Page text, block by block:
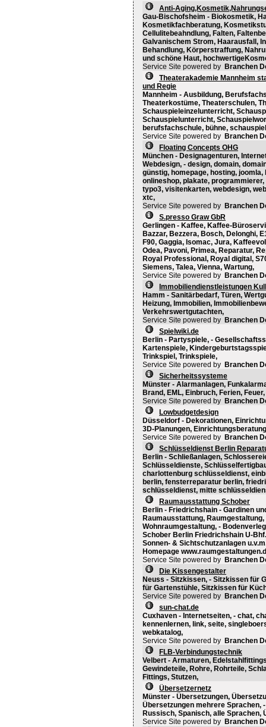
Anti-
Gau-Bischofsheim - Biokosmetik,
Kosmetikfachberatung,
Cellulitebeahndlung, Falten,
Galvanischem Strom, Haarausfall,
Behandlung, Körperstraffung,
und schöne Haut,
Service Site powered by Branchen
Theaterakademie Mannheim
und Regie
Mannheim - Ausbildung,
Theaterkostüme, Theaterschulen,
Schauspieleinzelunterricht,
Schauspielunterricht,
berufsfachschule, bühne,
Service Site powered by Branchen
Floating Concepts OHG
München - Designagenturen,
Webdesign, - design, domain,
günstig, homepage, hosting,
onlineshop, plakate,
typo3, visitenkarten, webdesign,
xtc,
Service Site powered by Branchen
S.presso Graw GbR
Gerlingen - Kaffee, Kaffee-
Bazzar, Bezzera, Bosch, Delonghi,
F90, Gaggia, Isomac, Jura,
Odea, Pavoni, Primea, Reparatur,
Royal Professional, Royal digital,
Siemens, Talea, Vienna, Wartung,
Service Site powered by Branchen
Immobiliendienstleistungen
Hamm - Sanitärbedarf, Türen,
Heizung, Immobilien,
Verkehrswertgutachten,
Service Site powered by Branchen
Spielwiki.de
Berlin - Partyspiele, -
Kartenspiele,
Trinkspiel, Trinkspiele,
Service Site powered by Branchen
Sicherheitssysteme
Münster - Alarmanlagen,
Brand, EML, Einbruch, Ferien,
Service Site powered by Branchen
Lowbudgetdesign
Düsseldorf - Dekorationen,
3D-Planungen,
Service Site powered by Branchen
Schlüsseldienst Berlin
Berlin - Schließanlagen,
Schlüsseldienste,
charlottenburg schlüsseldienst,
berlin, fensterreparatur berlin,
schlüsseldienst, mitte
Raumausstattung Schober
Berlin - Friedrichshain - Gardinen
Raumausstattung,
Wohnraumgestaltung, -
Schober Berlin Friedrichshain U-
Sonnen- & Sichtschutzanlagen
Homepage
Service Site powered by Branchen
Die Kissengestalter
Neuss - Sitzkissen, - Sitzkissen für
für Gartenstühle, Sitzkissen für
Service Site powered by Branchen
sun-chat.de
Cuxhaven - Internetseiten, - chat,
kennenlernen, link, seite,
webkatalog,
Service Site powered by Branchen
FLB-Verbindungstechnik
Velbert - Armaturen,
Gewindeteile, Rohre, Rohrteile,
Fittings, Stutzen,
Übersetzernetz
Münster - Übersetzungen,
Übersetzungen mehrere Sprachen,
Russisch, Spanisch, alle Sprachen,
Service Site powered by Branchen